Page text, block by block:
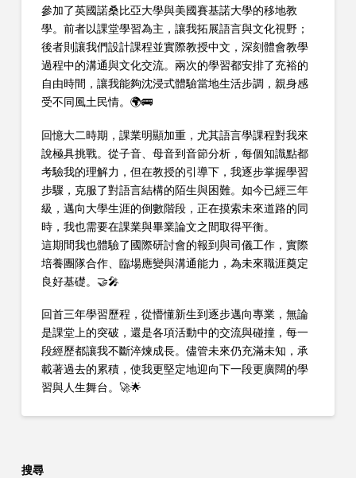
參加了英國諾桑比亞大學與美國賽基諾大學的移地教
學。前者以課堂學習為主，讓我拓展語言與文化視野；
後者則讓我們設計課程並實際教授中文，深刻體會教學
過程中的溝通與文化交流。兩次的學習都安排了充裕的
自由時間，讓我能夠沈浸式體驗當地生活步調，親身感
受不同風土民情。🌍🚌
回憶大二時期，課業明顯加重，尤其語言學課程對我來
說極具挑戰。從子音、母音到音節分析，每個知識點都
考驗我的理解力，但在教授的引導下，我逐步掌握學習
步驟，克服了對語言結構的陌生與困難。如今已經三年
級，邁向大學生涯的倒數階段，正在摸索未來道路的同
時，我也需要在課業與畢業論文之間取得平衡。
這期間我也體驗了國際研討會的報到與司儀工作，實際
培養團隊合作、臨場應變與溝通能力，為未來職涯奠定
良好基礎。🤝🎤
回首三年學習歷程，從懵懂新生到逐步邁向專業，無論
是課堂上的突破，還是各項活動中的交流與碰撞，每一
段經歷都讓我不斷淬煉成長。儘管未來仍充滿未知，承
載著過去的累積，使我更堅定地迎向下一段更廣闊的學
習與人生舞台。🚀🌟
搜尋